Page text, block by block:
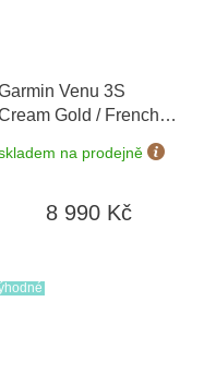
Venu 3S
Gold / French
02785-02
na prodejně
8 990 Kč